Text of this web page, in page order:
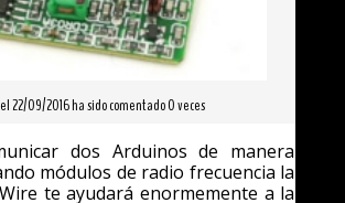
22/09/2016 ha sido comentado 0 veces
dos Arduinos de manera
módulos de radio frecuencia la
te ayudará enormemente a la